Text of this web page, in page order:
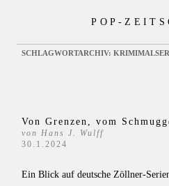
POP-
SCHLAGWORTARCHIV:
Von Grenzen, vom
von Hans J. Wulff
30.1.2024
Ein Blick auf deutsche Zöllner-